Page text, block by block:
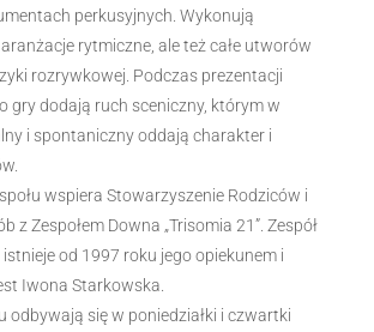
perkusyjnych. Wykonują
rytmiczne, ale też całe utworów
rozrywkowej. Podczas prezentacji
gry dodają ruch sceniczny, którym w
i spontaniczny oddają charakter i
wspiera Stowarzyszenie Rodziców i
z Zespołem Downa „Trisomia 21”. Zespół
istnieje od 1997 roku jego opiekunem i
Iwona Starkowska.
odbywają się w poniedziałki i czwartki